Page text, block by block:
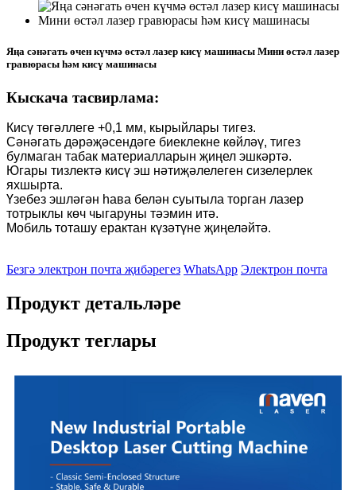
Яңа сәнәгать өчен күчмә өстәл лазер кисү машинасы Мини өстәл лазер
гравюрасы һәм кисү машинасы
Кыскача тасвирлама:
Кисү төгәллеге +0,1 мм, кырыйлары тигез.
Сәнәгать дәрәҗәсендәге биеклекне көйләү, тигез
булмаган табак материалларын җиңел эшкәртә.
Югары тизлектә кисү эш нәтиҗәлелеген сизелерлек
яхшырта.
Үзебез эшләгән һава белән суытыла торган лазер
тотрыклы көч чыгаруны тәэмин итә.
Мобиль тоташу ерактан күзәтүне җиңеләйтә.
Безгә электрон почта җибәрегез WhatsApp Электрон почта
Продукт детальләре
Продукт теглары